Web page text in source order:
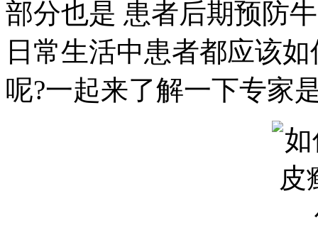
部分也是 患者后期预防
日常生活中患者都应该
呢?一起来了解一下专家